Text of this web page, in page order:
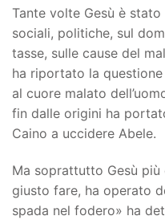
Tante volte Gesù è
sociali, politiche, sul
tasse, sulle cause del
ha riportato la
al cuore malato
fin dalle origini ha
Caino a uccidere Abele.
Ma soprattutto Gesù
giusto fare, ha operato
spada nel fodero» ha